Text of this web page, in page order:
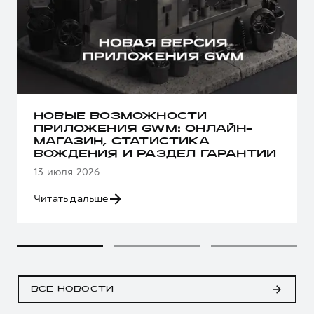
НОВЫЕ ВОЗМОЖНОСТИ
ПРИЛОЖЕНИЯ GWM: ОНЛАЙН-
МАГАЗИН, СТАТИСТИКА
ВОЖДЕНИЯ И РАЗДЕЛ ГАРАНТИИ
13 июля 2026
Читать дальше
ВСЕ НОВОСТИ